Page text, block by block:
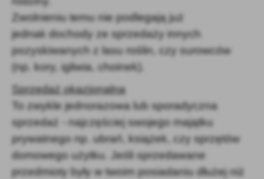
Zwolnieniu temu nie podlegają już
jednak dochody ze sprzedaży innych
pozyskiwanych z lasu roślin, czy surowców
(np. kory, igliwia, choinek).
Sprzedaż okazjonalna
To zwykle jednorazowa lub sporadyczna
sprzedaż - najczęściej swojego majątku
prywatnego np. ubrań, książek, czy sprzętów
domowego użytku. Jeśli sprzedawane
przedmioty były w twoim posiadaniu dłużej niż